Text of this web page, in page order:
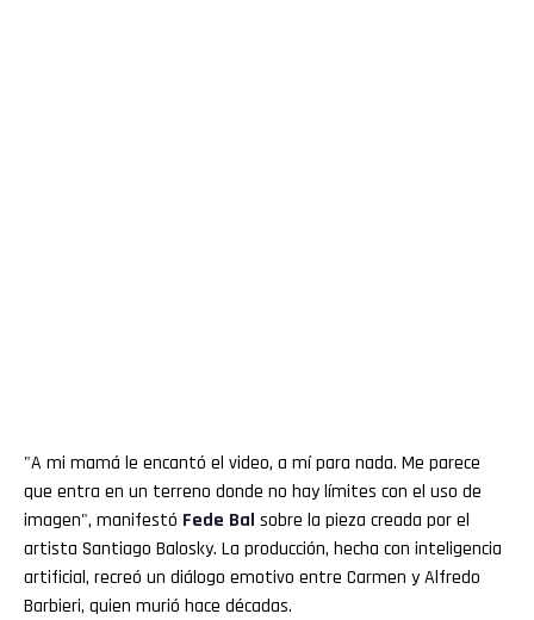
"A mi mamá le encantó el video, a mí para nada. Me parece
que entra en un terreno donde no hay límites con el uso de
imagen", manifestó Fede Bal sobre la pieza creada por el
artista Santiago Balosky. La producción, hecha con inteligencia
artificial, recreó un diálogo emotivo entre Carmen y Alfredo
Barbieri, quien murió hace décadas.